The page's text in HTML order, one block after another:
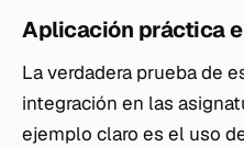
Aplicación práctica
La verdadera prueba de
integración en las
ejemplo claro es el uso